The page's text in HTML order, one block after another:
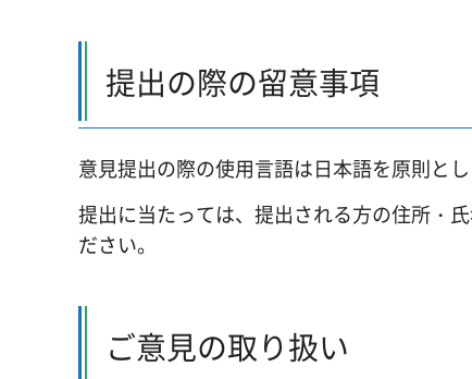
提出の際の留意事項
意見提出の際の使用言語は日本語を原則と
提出に当たっては、提出される方の住所・
ださい。
ご意見の取り扱い